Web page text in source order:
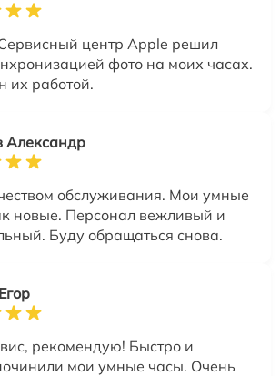
центр Apple решил
фото на моих часах.
их работой.
Александр
обслуживания. Мои умные
новые. Персонал вежливый и
Буду обращаться снова.
рекомендую! Быстро и
мои умные часы. Очень